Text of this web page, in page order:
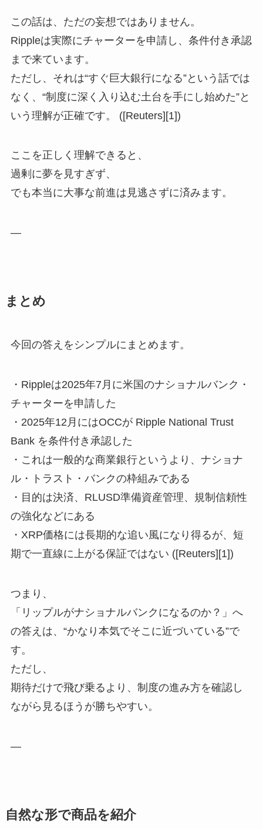
この話は、ただの妄想ではありません。
Rippleは実際にチャーターを申請し、条件付き承認
まで来ています。
ただし、それは“すぐ巨大銀行になる”という話では
なく、“制度に深く入り込む土台を手にし始めた”と
いう理解が正確です。 ([Reuters][1])
ここを正しく理解できると、
過剰に夢を見すぎず、
でも本当に大事な前進は見逃さずに済みます。
—
まとめ
今回の答えをシンプルにまとめます。
・Rippleは2025年7月に米国のナショナルバンク・
チャーターを申請した
・2025年12月にはOCCが Ripple National Trust
Bank を条件付き承認した
・これは一般的な商業銀行というより、ナショナ
ル・トラスト・バンクの枠組みである
・目的は決済、RLUSD準備資産管理、規制信頼性
の強化などにある
・XRP価格には長期的な追い風になり得るが、短
期で一直線に上がる保証ではない ([Reuters][1])
つまり、
「リップルがナショナルバンクになるのか？」へ
の答えは、“かなり本気でそこに近づいている”で
す。
ただし、
期待だけで飛び乗るより、制度の進み方を確認し
ながら見るほうが勝ちやすい。
—
自然な形で商品を紹介